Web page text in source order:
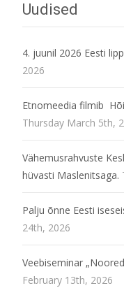
Uudised
4. juunil 2026 Eesti
2026
Etnomeedia filmib
Thursday March 5th,
Vähemusrahvuste
hüvasti Maslenitsaga.
Palju õnne Eesti
24th, 2026
Veebiseminar
February 13th, 2026